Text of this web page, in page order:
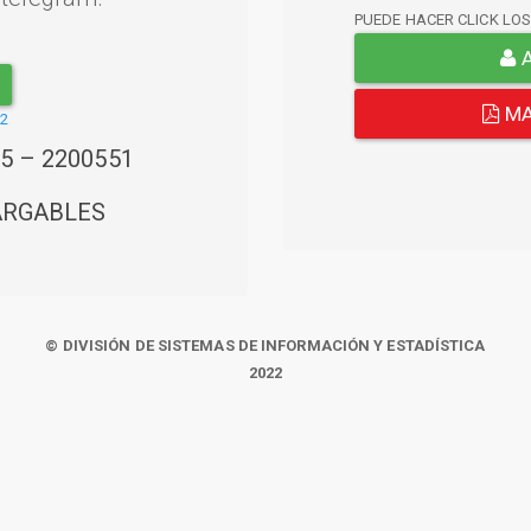
– 2200551
PUEDE HACER CLICK
© DIVISIÓN DE SISTEMAS DE INFORMACIÓN Y ESTADÍSTICA
2022